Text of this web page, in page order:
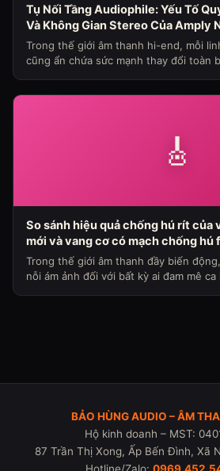
Tụ Nối Tầng Audiophile: Yếu Tố
Và Không Gian Stereo Của Amply
Nhìn Chuyên Gia Từ Bảo Hùng
Trong thế giới âm thanh hi-end, mỗi
cũng ẩn chứa sức mạnh thay đổi toàn
🎸
So sánh hiệu quả chống hú rít của
mới và vang cơ có mạch chống hú
Hùng Audio (Chủ đề loa máy ngày
Trong thế giới âm thanh đầy biến
nỗi ám ảnh đối với bất kỳ ai đam mê ca
BẢO HÙNG AUDIO – ÂM
Hộ kinh doanh – MST:
87 Trần Thị Xong, Ấp Bến Đình, Xã